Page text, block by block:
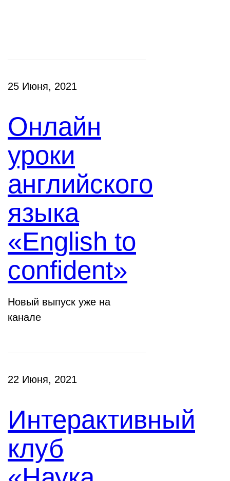
25 Июня, 2021
Онлайн
уроки
английского
языка
«English to
confident»
Новый выпуск уже на
канале
22 Июня, 2021
Интерактивный
клуб